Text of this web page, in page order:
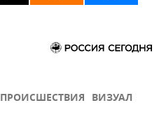
ПРОИСШЕСТВИЯ ВИЗУАЛ